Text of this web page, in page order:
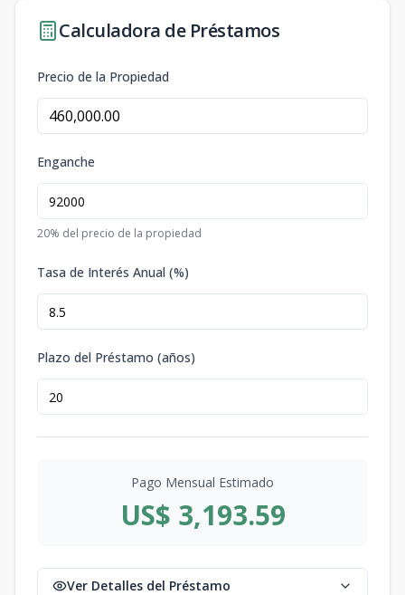
Calculadora de Préstamos
Precio de la Propiedad
Enganche
20% del precio de la propiedad
Tasa de Interés Anual (%)
Plazo del Préstamo (años)
Pago Mensual Estimado
US$ 3,193.59
Ver Detalles del Préstamo